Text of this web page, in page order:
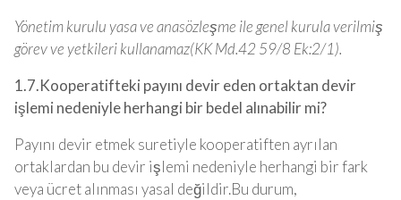
Yönetim kurulu yasa ve anasözleşme ile genel kurula verilmiş
görev ve yetkileri kullanamaz(KK Md.42 59/8 Ek:2/1).
1.7.Kooperatifteki payını devir eden ortaktan devir
işlemi nedeniyle herhangi bir bedel alınabilir mi?
Payını devir etmek suretiyle kooperatiften ayrılan
ortaklardan bu devir işlemi nedeniyle herhangi bir fark
veya ücret alınması yasal değildir.Bu durum,